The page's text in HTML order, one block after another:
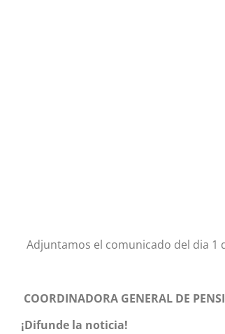
Adjuntamos el comunicado del dia 1
Madrid 27
COORDINADORA GENERAL DE
¡Difunde la noticia!